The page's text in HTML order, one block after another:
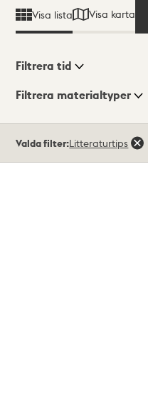
Visa lista Visa karta
Visningsläge
Filtrera tid
Filtrera materialtyper
träffar
Valda filter:Litteraturtips